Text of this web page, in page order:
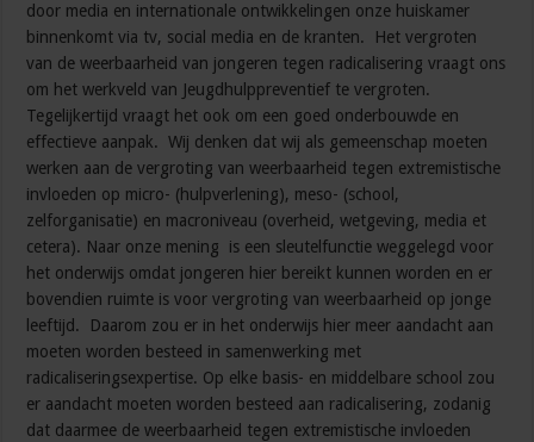
door media en internationale ontwikkelingen onze huiskamer
binnenkomt via tv, social media en de kranten. Het vergroten
van de weerbaarheid van jongeren tegen radicalisering vraagt ons
om het werkveld van Jeugdhulppreventief te vergroten.
Tegelijkertijd vraagt het ook om een goed onderbouwde en
effectieve aanpak. Wij denken dat wij als gemeenschap moeten
werken aan de vergroting van weerbaarheid tegen extremistische
invloeden op micro- (hulpverlening), meso- (school,
zelforganisatie) en macroniveau (overheid, wetgeving, media et
cetera). Naar onze mening is een sleutelfunctie weggelegd voor
het onderwijs omdat jongeren hier bereikt kunnen worden en er
bovendien ruimte is voor vergroting van weerbaarheid op jonge
leeftijd. Daarom zou er in het onderwijs hier meer aandacht aan
moeten worden besteed in samenwerking met
radicaliseringsexpertise. Op elke basis- en middelbare school zou
er aandacht moeten worden besteed aan radicalisering, zodanig
dat daarmee de weerbaarheid tegen extremistische invloeden